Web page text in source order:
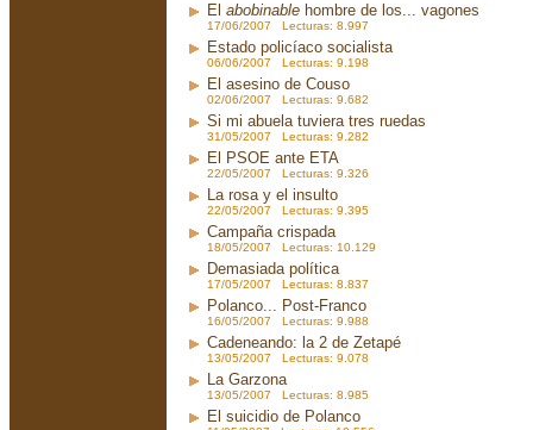
El abobinable hombre de los... vagones
17/06/2007 Lecturas: 8.997
Estado policíaco socialista
06/06/2007 Lecturas: 9.198
El asesino de Couso
02/06/2007 Lecturas: 9.682
Si mi abuela tuviera tres ruedas
31/05/2007 Lecturas: 9.282
El PSOE ante ETA
22/05/2007 Lecturas: 9.326
La rosa y el insulto
22/05/2007 Lecturas: 9.395
Campaña crispada
18/05/2007 Lecturas: 10.129
Demasiada política
17/05/2007 Lecturas: 8.837
Polanco... Post-Franco
16/05/2007 Lecturas: 9.988
Cadeneando: la 2 de Zetapé
13/05/2007 Lecturas: 9.078
La Garzona
13/05/2007 Lecturas: 8.985
El suicidio de Polanco